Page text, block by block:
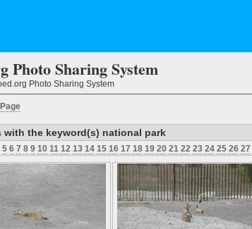
Photo Sharing System
Photo Sharing System
with the keyword(s) national park
5 6 7 8 9 10 11 12 13 14 15 16 17 18 19 20 21 22 23 24 25 26 27